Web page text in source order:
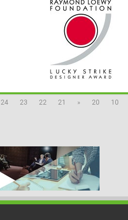
10
20
«
21
22
23
24